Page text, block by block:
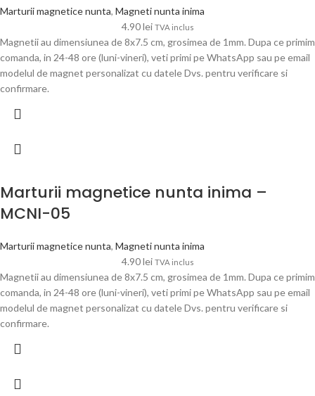
Marturii magnetice nunta, Magneti nunta inima
4.90lei TVA inclus
Magnetii au dimensiunea de 8x7.5 cm, grosimea de 1mm. Dupa ce primim
comanda, in 24-48 ore (luni-vineri), veti primi pe WhatsApp sau pe email
modelul de magnet personalizat cu datele Dvs. pentru verificare si
confirmare.
Marturii magnetice nunta inima –
MCNI-05
Marturii magnetice nunta, Magneti nunta inima
4.90lei TVA inclus
Magnetii au dimensiunea de 8x7.5 cm, grosimea de 1mm. Dupa ce primim
comanda, in 24-48 ore (luni-vineri), veti primi pe WhatsApp sau pe email
modelul de magnet personalizat cu datele Dvs. pentru verificare si
confirmare.